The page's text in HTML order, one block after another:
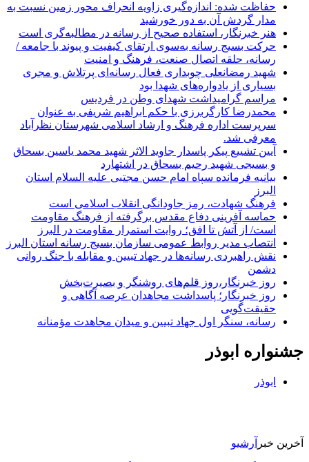
حفاظت شده: اندازه‌گیری زاویه انحراف محور زمین نسبت به
مدار گردش آن به دور خورشید
هنر خبرنگار، استفاده صحیح از رسانه در مطالبه‌گری است
حرکت بسیج رسانه به‌سوی ارتقای کیفیت و پیوند با جامعه /
رسانه، حلقه اتصال صنعت، فرهنگ و امنیت
شهید رمضانعلی چوبداری فعال رسانه‌ای پرتلاش و مجری
بسیاری از یادواره‌های شهدا بود
مراسم گرامیداشت شهدای وطن در فردیس
محمدرضا کارگربرزی با حکم ابراهیم شریفی به عنوان
سرپرست اداره فرهنگ و ارشاد اسلامی شهرستان نظرآباد
معرفی شد.
آیین تشییع پیکر پاسدار جاوید الاثر شهید محمد یاسین بسحاق
و بسیجی شهید رحیم بسحاق در اشتهارد
بیانیه فرمانده سپاه امام حسن مجتبی علیه السلام استان
البرز
فرهنگ شهادت، رمز جاودانگی انقلاب اسلامی است
حماسه آفرینی دفاع مقدس برگرفته از فرهنگ مقاومت
است/ از آتش تا افق؛ روایت استمرار مقاومت در البرز
انتصاب مدیر روابط عمومی سازمان بسیج رسانه استان البرز
نقش راهبردی رسانه‌ها در جهاد تبیین و مقابله با جنگ روانی
دشمن
روز خبرنگار،روز قلم‌های روشنگر و بصیرت‌بخش
روز خبرنگار؛ پاسداشت مجاهدان عرصه آگاهی و
حقیقت‌گویی
رسانه، سنگر اول جهاد تبیین و میدان مجاهدت مؤمنانه
جشنواره ابوذر
ابوذر
آخرین خبر آرشیو